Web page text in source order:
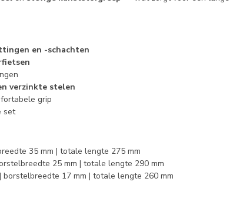
en -schachten
verzinkte stelen
grip
set
35 mm | totale lengte 275 mm
25 mm | totale lengte 290 mm
17 mm | totale lengte 260 mm